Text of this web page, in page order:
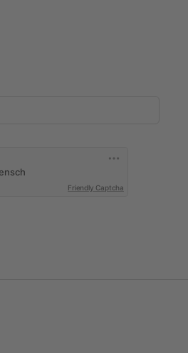
Friendly Captcha